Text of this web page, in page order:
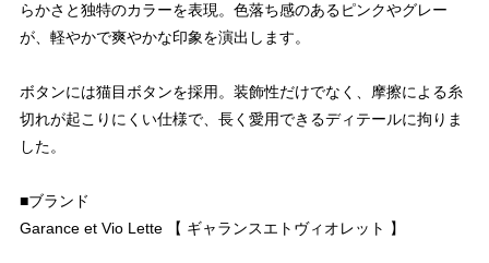
らかさと独特のカラーを表現。色落ち感のあるピンクやグレー
が、軽やかで爽やかな印象を演出します。
ボタンには猫目ボタンを採用。装飾性だけでなく、摩擦による糸
切れが起こりにくい仕様で、長く愛用できるディテールに拘りま
した。
■ブランド
Garance et Vio Lette 【 ギャランスエトヴィオレット 】